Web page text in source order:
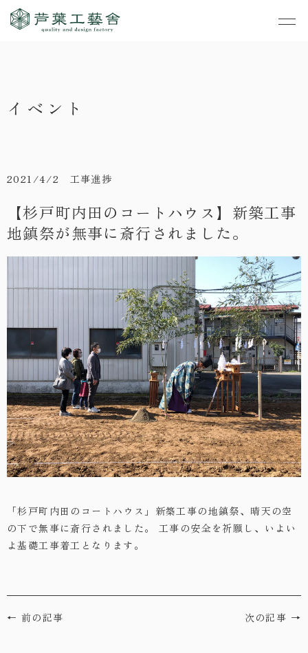
イベント
2021/4/2 工事進捗
【杉戸町内田のコートハウス】新築工事
地鎮祭が無事に斎行されました。
「杉戸町内田のコートハウス」新築工事の地鎮祭、晴天の空
の下で無事に斎行されました。
工事の安全を祈願し、いよい
よ基礎工事着工となります。
← 前の記事 次の記事 →
- すべて
事業案内
- リノベーション
- コンセプトハウス事
- 家・不動産の利活用
- すべて
- コンセプトハウス6
- コンセプトハウス5
・お客さまの声
・リクルート
・会社概要
・お問い合わせ